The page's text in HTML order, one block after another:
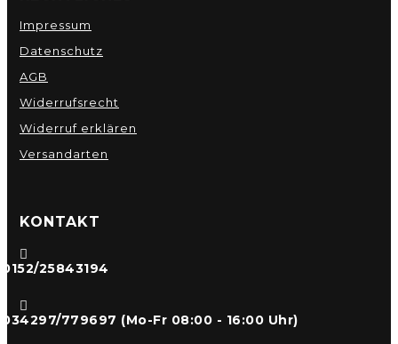
Impressum
Datenschutz
AGB
Widerrufsrecht
Widerruf erklären
Versandarten
KONTAKT

0152/25843194

034297/779697 (Mo-Fr 08:00 - 16:00 Uhr)